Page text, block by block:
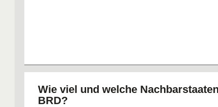
Wie viel und welche
BRD?